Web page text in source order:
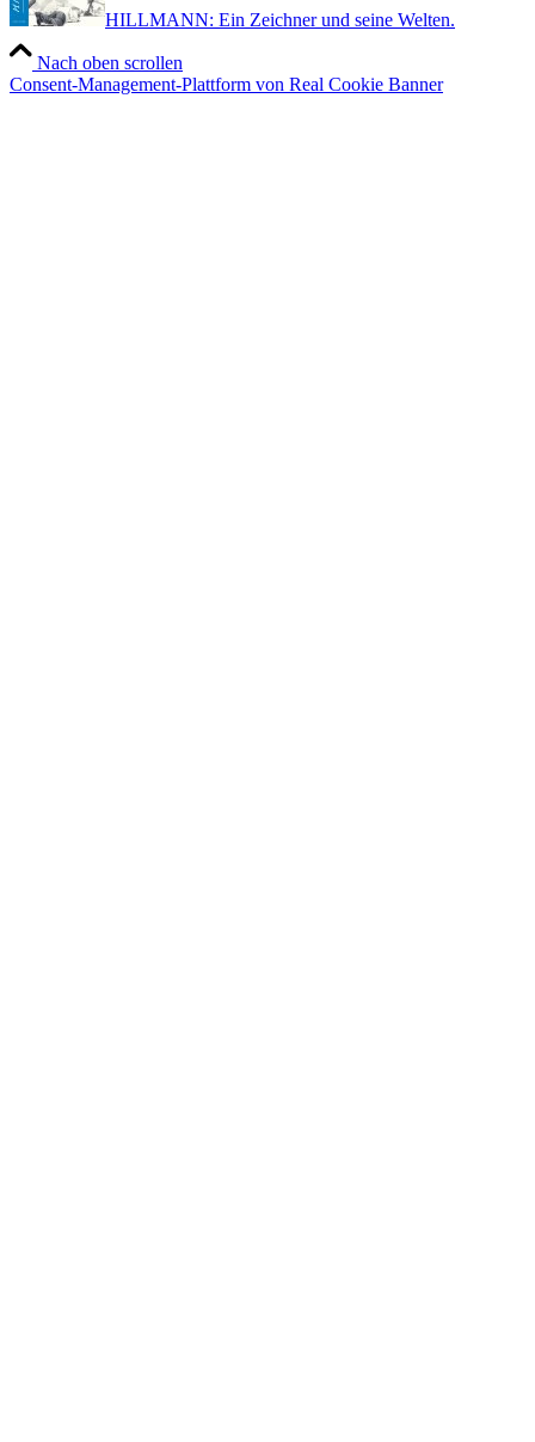
HILLMANN: Ein Zeichner und seine Welten.
Nach oben scrollen
Consent-Management-Plattform von Real Cookie Banner